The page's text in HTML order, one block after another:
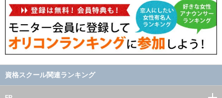
資格スクール関連ランキング